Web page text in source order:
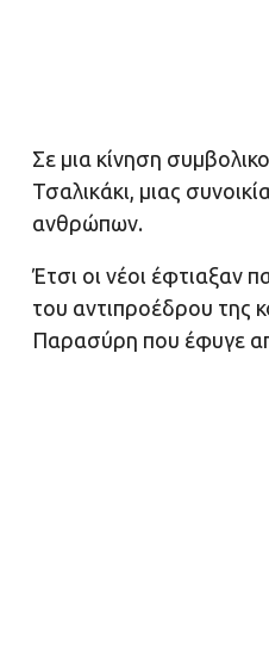
Σε μια κίνηση
Τσαλικάκι, μιας
ανθρώπων.
Έτσι οι νέοι έφτιαξαν
του αντιπροέδρου της
Παρασύρη που έφυγε